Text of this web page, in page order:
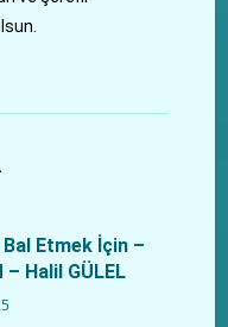
Etmek İçin –
– Halil GÜLEL